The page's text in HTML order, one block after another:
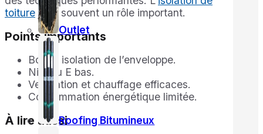
Outlet
Roofing Bitumineux
toiture joue souvent un rôle important.
Points importants
Bonne isolation de l’enveloppe.
Niveau E bas.
Ventilation et chauffage efficaces.
Consommation énergétique limitée.
À lire aussi